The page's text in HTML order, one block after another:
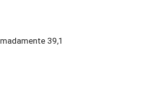
39,1